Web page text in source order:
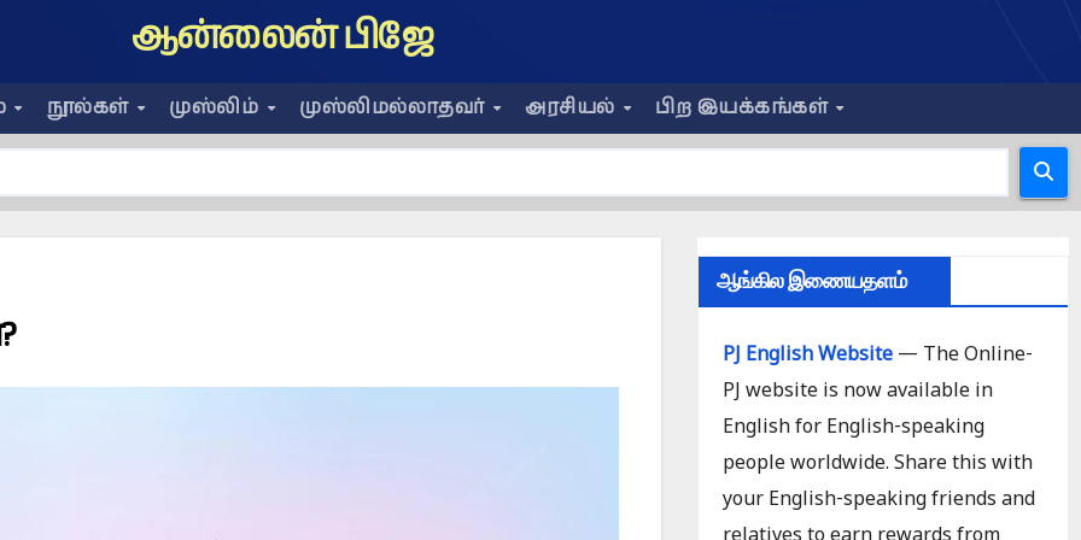
ஆன்லைன் பிஜே
நூல்கள் முஸ்லிம் முஸ்லிமல்லாதவர் அரசியல் பிற இயக்கங்கள்
ஆங்கில இணையதளம்
PJ English Website— The Online-
PJ website is now available in
English for English-speaking
people worldwide. Share this with
your English-speaking friends and